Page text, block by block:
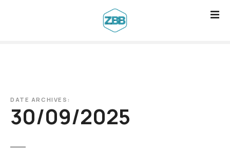
DATE ARCHIVES:
30/09/2025